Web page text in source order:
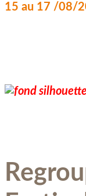
15 au 17 /08/